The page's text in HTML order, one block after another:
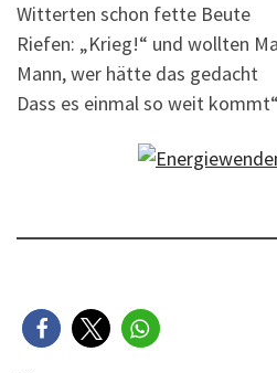
Witterten schon fette Beute
Riefen: „Krieg!“ und wollten
Mann, wer hätte das gedacht
Dass es einmal so weit